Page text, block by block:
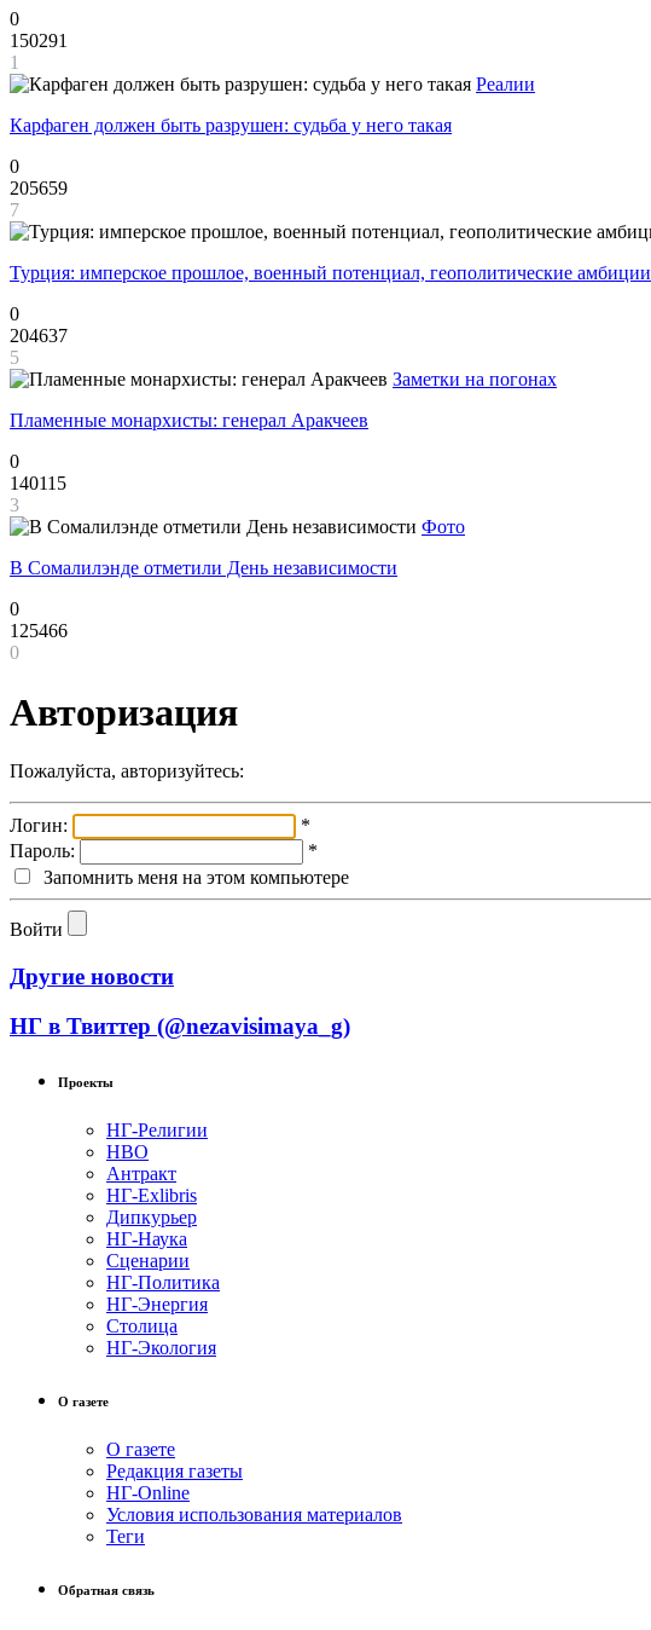
0
150291
1
Реалии
Карфаген должен быть разрушен: судьба у него такая
0
205659
7
Турция: имперское прошлое, военный потенциал, геополитические амбиции
0
204637
5
Заметки на погонах
Пламенные монархисты: генерал Аракчеев
0
140115
3
Фото
В Сомалилэнде отметили День независимости
0
125466
0
Авторизация
Пожалуйста, авторизуйтесь:
Логин:
*
Пароль:
*
Запомнить меня на этом компьютере
Войти
Другие новости
НГ в Твиттер (@nezavisimaya_g)
Проекты
НГ-Религии
НВО
Антракт
НГ-Exlibris
Дипкурьер
НГ-Наука
Сценарии
НГ-Политика
НГ-Энергия
Столица
НГ-Экология
О газете
О газете
Редакция газеты
НГ-Online
Условия использования материалов
Теги
Обратная связь